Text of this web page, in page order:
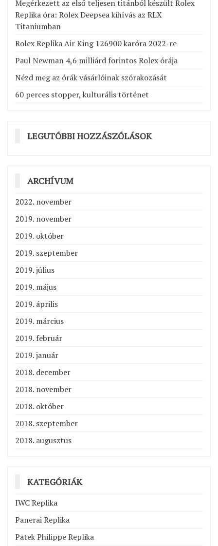
Megérkezett az első teljesen titánból készült Rolex
Replika óra: Rolex Deepsea kihívás az RLX
Titaniumban
Rolex Replika Air King 126900 karóra 2022-re
Paul Newman 4,6 milliárd forintos Rolex órája
Nézd meg az órák vásárlóinak szórakozását
60 perces stopper, kulturális történet
LEGUTÓBBI HOZZÁSZÓLÁSOK
ARCHÍVUM
2022. november
2019. november
2019. október
2019. szeptember
2019. július
2019. május
2019. április
2019. március
2019. február
2019. január
2018. december
2018. november
2018. október
2018. szeptember
2018. augusztus
KATEGÓRIÁK
IWC Replika
Panerai Replika
Patek Philippe Replika